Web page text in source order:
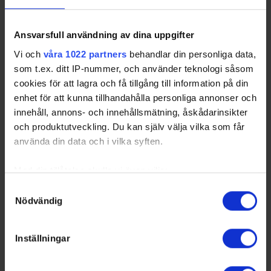
Ansvarsfull användning av dina uppgifter
Vi och våra 1022 partners behandlar din personliga data,
som t.ex. ditt IP-nummer, och använder teknologi såsom
cookies för att lagra och få tillgång till information på din
enhet för att kunna tillhandahålla personliga annonser och
innehåll, annons- och innehållsmätning, åskådarinsikter
och produktutveckling. Du kan själv välja vilka som får
använda din data och i vilka syften.
Med din tillåtelse skulle vi även vilja:
kan ha en noggrannhet på upp till flera meter
Ta reda på mer om hur dina personliga uppgifter
Nödvändig
Inställningar
MoDo- MoDo Hockey MIK- Mora IK
SKE- Skellefteå AIK TIK- Timrå IK
Swehockey – Svenska Ishockeyförbundets officiella app
Swehockey ger dig tillgång till nyheter, livebevakning
och statistik för samtliga ishockeyserier som spelas i
egna favoritlag i appen. För dina favoritlag kan du
periodpaus m.m.